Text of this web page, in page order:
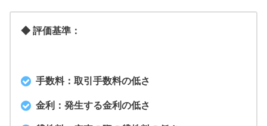
◆ 評価基準：
手数料：取引手数料の低さ
金利：発生する金利の低さ